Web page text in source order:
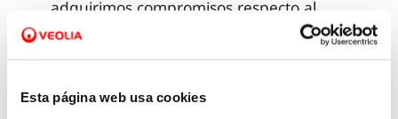
Esta página web usa cookies
adquirimos compromisos respecto al
servicio en materia de
responsabilidad, y ponemos a
disposición la figura de customer